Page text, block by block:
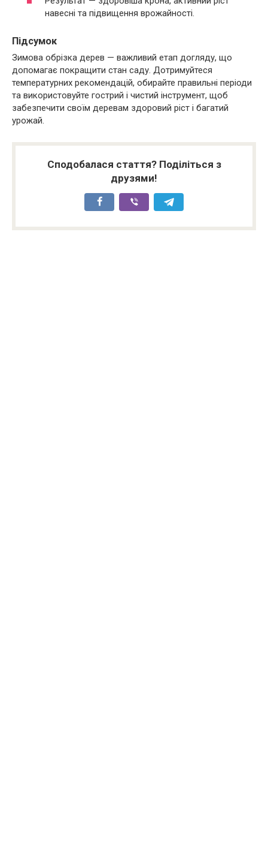
навесні та підвищення врожайності.
Підсумок
Зимова обрізка дерев — важливий етап догляду, що
допомагає покращити стан саду. Дотримуйтеся
температурних рекомендацій, обирайте правильні періоди
та використовуйте гострий і чистий інструмент, щоб
забезпечити своїм деревам здоровий ріст і багатий
урожай.
Сподобалася стаття? Поділіться з
друзями!